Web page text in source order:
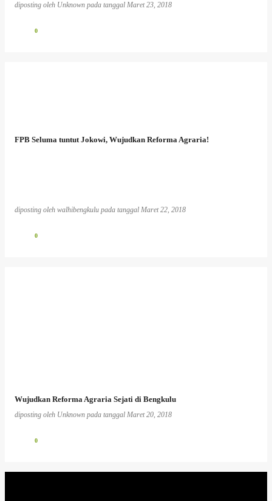
diposting oleh Unknown pada tanggal Maret 23, 2018
0
FPB Seluma tuntut Jokowi, Wujudkan Reforma Agraria!
diposting oleh walhibengkulu pada tanggal Maret 22, 2018
0
Wujudkan Reforma Agraria Sejati di Bengkulu
diposting oleh Unknown pada tanggal Maret 20, 2018
0